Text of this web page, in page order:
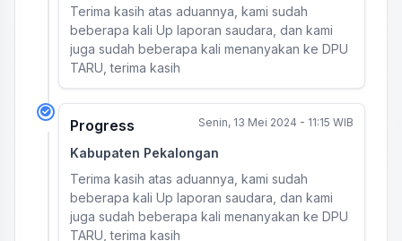
Terima kasih atas aduannya, kami sudah
beberapa kali Up laporan saudara, dan kami
juga sudah beberapa kali menanyakan ke DPU
TARU, terima kasih
Progress Senin, 13 Mei 2024 - 11:15 WIB
Kabupaten Pekalongan
Terima kasih atas aduannya, kami sudah
beberapa kali Up laporan saudara, dan kami
juga sudah beberapa kali menanyakan ke DPU
TARU, terima kasih